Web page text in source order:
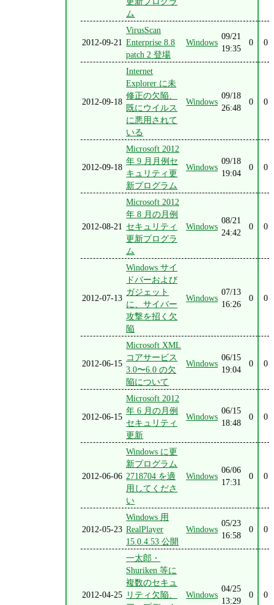
ム
2012-09-21
VirusScan
Enterprise 8.8
patch 2 登場
Windows
09/21
19:35
0 0
2012-09-18
Internet
Explorer に未
修正の欠陥、
既にウイルス
に悪用されて
いる
Windows
09/18
26:48
0 0
2012-09-18
Microsoft 2012
年 9 月月例セ
キュリティ更
新プログラム
Windows
09/18
19:04
0 0
2012-08-21
Microsoft 2012
年 8 月の月例
セキュリティ
更新プログラ
ム
Windows
08/21
24:42
0 0
2012-07-13
Windows サイ
ドバーおよび
ガジェット
に、サイバー
攻撃を招く欠
陥
Windows
07/13
16:26
0 0
2012-06-15
Microsoft XML
コアサービス
3.0〜6.0 の欠
陥について
Windows
06/15
19:04
0 0
2012-06-15
Microsoft 2012
年 6 月の月例
セキュリティ
更新
Windows
06/15
18:48
0 0
2012-06-06
Windows に更
新プログラム
2718704 を適
用してくださ
い
Windows
06/06
17:31
0 0
2012-05-23
Windows 用
RealPlayer
15.0.4.53 公開
Windows
05/23
16:58
0 0
2012-04-25
一太郎・
Shuriken 等に
複数のセキュ
リティ欠陥、
Windows
04/25
13:29
0 0